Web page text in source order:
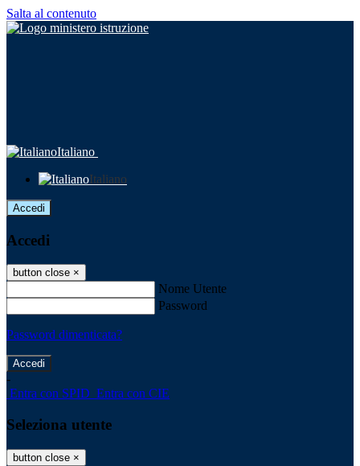
Salta al contenuto
Italiano
Italiano
Accedi
Accedi
button close ×
Nome Utente
Password
Password dimenticata?
-
Entra con SPID Entra con CIE
Seleziona utente
button close ×